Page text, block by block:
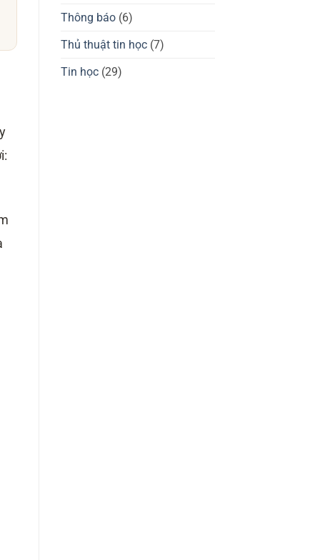
Thông báo(6)
Thủ thuật tin học(7)
Tin học(29)